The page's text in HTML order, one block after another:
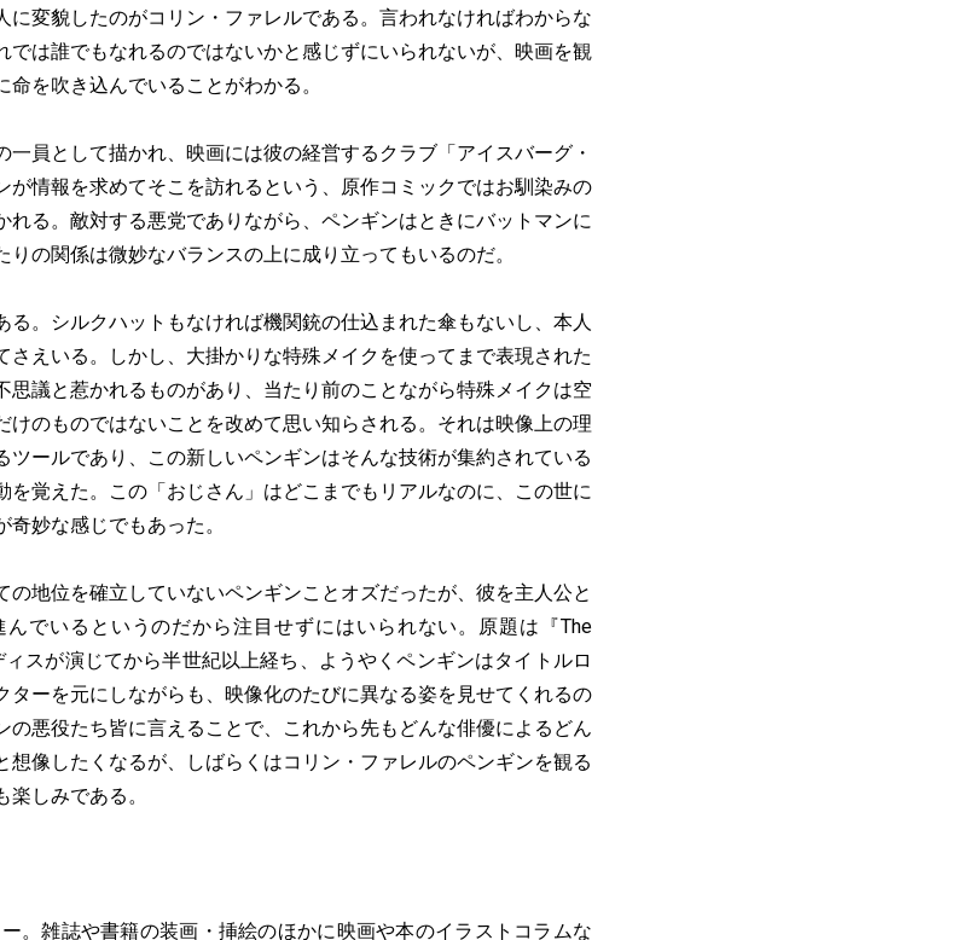
に変貌したのがコリン・ファレルである。言われなければわからな
では誰でもなれるのではないかと感じずにいられないが、映画を観
を吹き込んでいることがわかる。
員として描かれ、映画には彼の経営するクラブ「アイスバーグ・
が情報を求めてそこを訪れるという、原作コミックではお馴染みの
れる。敵対する悪党でありながら、ペンギンはときにバットマンに
の関係は微妙なバランスの上に成り立ってもいるのだ。
。シルクハットもなければ機関銃の仕込まれた傘もないし、本人
さえいる。しかし、大掛かりな特殊メイクを使ってまで表現された
思議と惹かれるものがあり、当たり前のことながら特殊メイクは空
けのものではないことを改めて思い知らされる。それは映像上の理
ツールであり、この新しいペンギンはそんな技術が集約されている
を覚えた。この「おじさん」はどこまでもリアルなのに、この世に
妙な感じでもあった。
地位を確立していないペンギンことオズだったが、彼を主人公と
でいるというのだから注目せずにはいられない。原題は『The
スが演じてから半世紀以上経ち、ようやくペンギンはタイトルロ
ターを元にしながらも、映像化のたびに異なる姿を見せてくれるの
の悪役たち皆に言えることで、これから先もどんな俳優によるどん
想像したくなるが、しばらくはコリン・ファレルのペンギンを観る
しみである。
。雑誌や書籍の装画・挿絵のほかに映画や本のイラストコラムな